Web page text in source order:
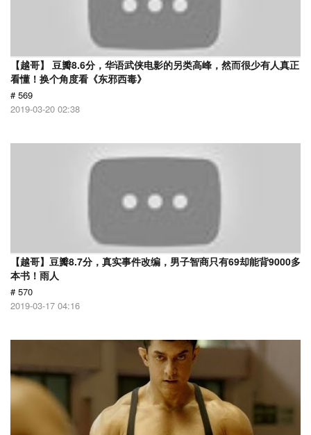
【越哥】 豆瓣8.6分，华语武侠电影的另类高峰，然而很少有人真正
看懂！换个角度看《东邪西毒》
# 569
2019-03-20 02:38
【越哥】豆瓣8.7分，真实事件改编，男子智商只有69却能背9000多
本书！雨人
# 570
2019-03-17 04:16